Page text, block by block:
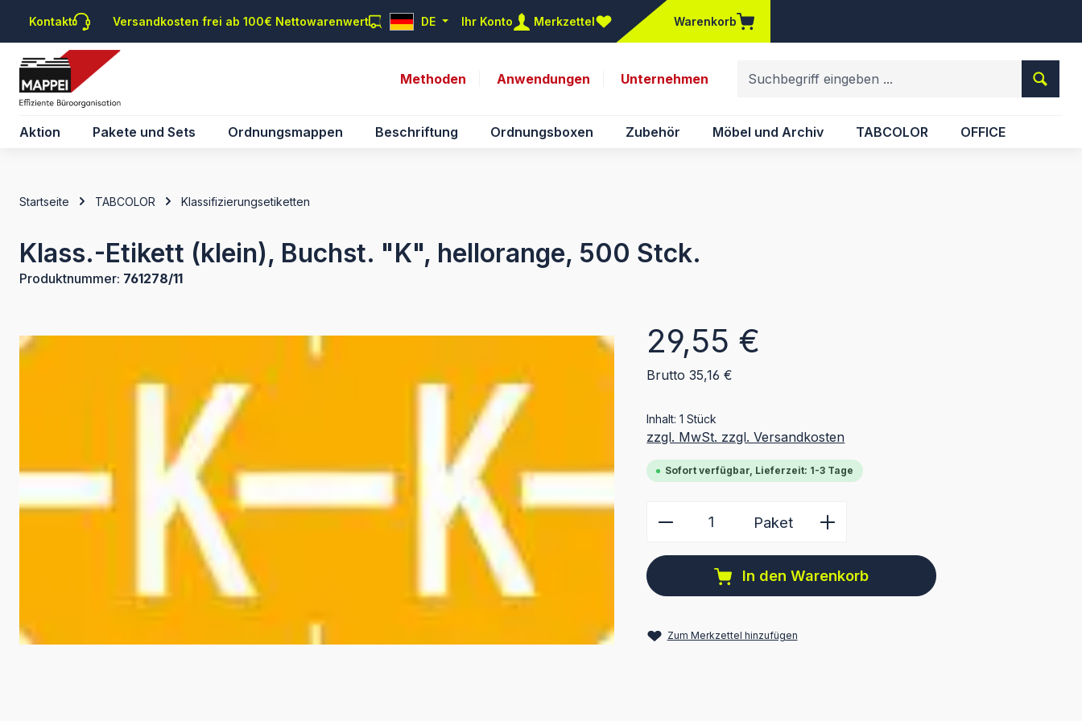
Hauptinhalt springen
Zur Suche springen
Zur Hauptnavigation springen
Kontakt Versandkosten frei ab 100€ Nettowarenwert DE Ihr Konto Merkzettel
Du hast 0 Produkte auf dem Merkzettel
Warenkorb
Methoden Anwendungen Unternehmen
Aktion Pakete und Sets Ordnungsmappen Beschriftung Ordnungsboxen Zubehör Möbel und Archiv TABCOLOR OFFICE
Startseite TABCOLOR Klassifizierungsetiketten
Klass.-Etikett (klein), Buchst. "K", hellorange, 500 Stck.
Produktnummer: 761278/11
Regulärer Preis:
29,55 €
Brutto 35,16 €
Inhalt:1 Stück
zzgl. MwSt. zzgl. Versandkosten
Sofort verfügbar, Lieferzeit: 1-3 Tage
Produkt Anzahl: Gib den gewünschten Wert
Paket
In den Warenkorb
Zum Merkzettel hinzufügen